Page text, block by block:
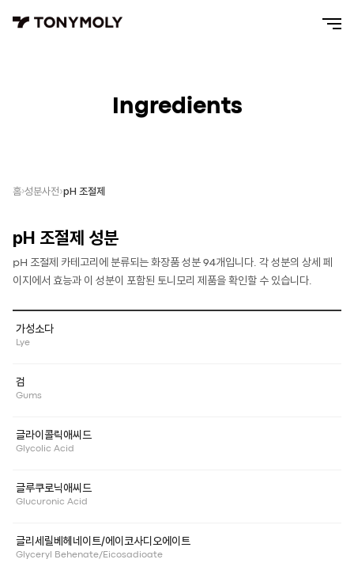
Ingredients
홈 성분사전 pH 조절제
pH 조절제 성분
pH 조절제 카테고리에 분류되는 화장품 성분 94개입니다. 각 성분의 상세 페
이지에서 효능과 이 성분이 포함된 토니모리 제품을 확인할 수 있습니다.
가성소다
Lye
검
Gums
글라이콜릭애씨드
Glycolic Acid
글루쿠로닉애씨드
Glucuronic Acid
글리세릴베헤네이트/에이코사디오에이트
Glyceryl Behenate/Eicosadioate